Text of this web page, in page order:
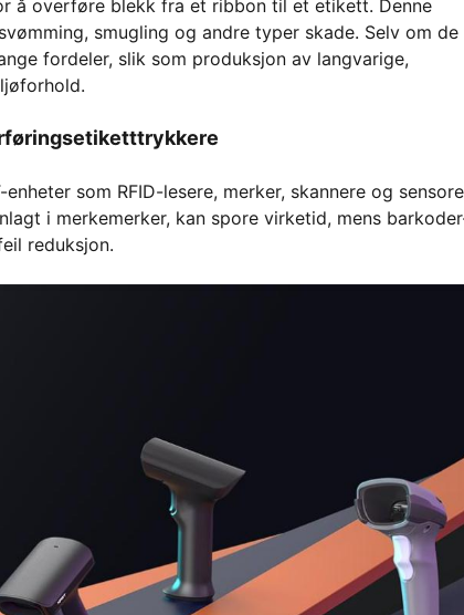
å overføre blekk fra et ribbon til et etikett. Denne
smugling og andre typer skade. Selv om de
fordeler, slik som produksjon av langvarige,
som RFID-lesere, merker, skannere og
i merkemerker, kan spore virketid, mens
reduksjon.